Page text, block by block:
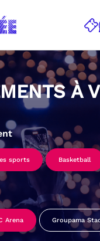
À
sports Basketball
Arena Groupama